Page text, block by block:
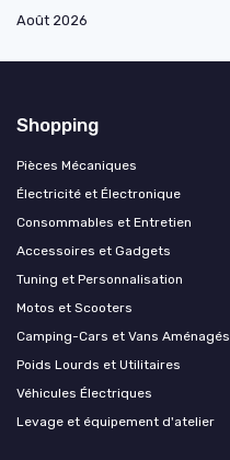
Août 2026
Shopping
Pièces Mécaniques
Électricité et Électronique
Consommables et Entretien
Accessoires et Gadgets
Tuning et Personnalisation
Motos et Scooters
Camping-Cars et Vans Aménagés
Poids Lourds et Utilitaires
Véhicules Électriques
Levage et équipement d'atelier